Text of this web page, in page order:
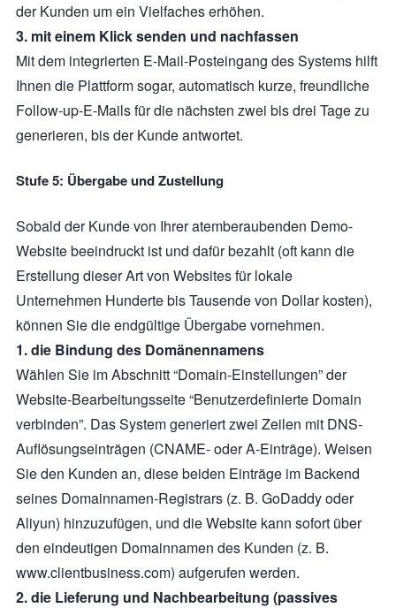
der Kunden um ein Vielfaches erhöhen.
3. mit einem Klick senden und nachfassen
Mit dem integrierten E-Mail-Posteingang des Systems hilft
Ihnen die Plattform sogar, automatisch kurze, freundliche
Follow-up-E-Mails für die nächsten zwei bis drei Tage zu
generieren, bis der Kunde antwortet.
Stufe 5: Übergabe und Zustellung
Sobald der Kunde von Ihrer atemberaubenden Demo-
Website beeindruckt ist und dafür bezahlt (oft kann die
Erstellung dieser Art von Websites für lokale
Unternehmen Hunderte bis Tausende von Dollar kosten),
können Sie die endgültige Übergabe vornehmen.
1. die Bindung des Domänennamens
Wählen Sie im Abschnitt “Domain-Einstellungen” der
Website-Bearbeitungsseite “Benutzerdefinierte Domain
verbinden”. Das System generiert zwei Zeilen mit DNS-
Auflösungseinträgen (CNAME- oder A-Einträge). Weisen
Sie den Kunden an, diese beiden Einträge im Backend
seines Domainnamen-Registrars (z. B. GoDaddy oder
Aliyun) hinzuzufügen, und die Website kann sofort über
den eindeutigen Domainnamen des Kunden (z. B.
www.clientbusiness.com) aufgerufen werden.
2. die Lieferung und Nachbearbeitung (passives